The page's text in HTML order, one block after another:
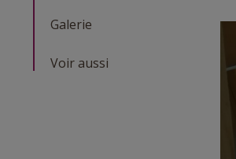
Galerie
Voir aussi